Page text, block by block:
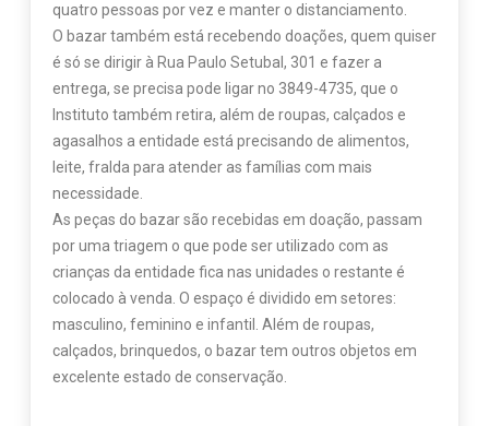
quatro pessoas por vez e manter o distanciamento.
O bazar também está recebendo doações, quem quiser
é só se dirigir à Rua Paulo Setubal, 301 e fazer a
entrega, se precisa pode ligar no 3849-4735, que o
Instituto também retira, além de roupas, calçados e
agasalhos a entidade está precisando de alimentos,
leite, fralda para atender as famílias com mais
necessidade.
As peças do bazar são recebidas em doação, passam
por uma triagem o que pode ser utilizado com as
crianças da entidade fica nas unidades o restante é
colocado à venda. O espaço é dividido em setores:
masculino, feminino e infantil. Além de roupas,
calçados, brinquedos, o bazar tem outros objetos em
excelente estado de conservação.